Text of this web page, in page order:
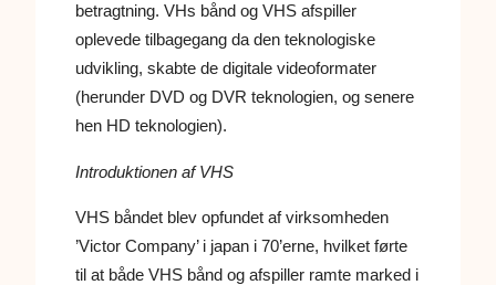
betragtning. VHs bånd og VHS afspiller
oplevede tilbagegang da den teknologiske
udvikling, skabte de digitale videoformater
(herunder DVD og DVR teknologien, og senere
hen HD teknologien).
Introduktionen af VHS
VHS båndet blev opfundet af virksomheden
’Victor Company’ i japan i 70’erne, hvilket førte
til at både VHS bånd og afspiller ramte marked i